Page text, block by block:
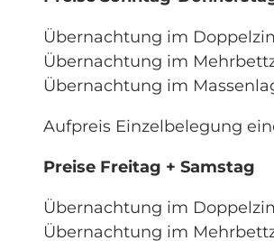
Übernachtung im
Übernachtung im
Übernachtung im
Aufpreis Einzelbelegung
Preise Freitag + Samstag
Übernachtung im
Übernachtung im